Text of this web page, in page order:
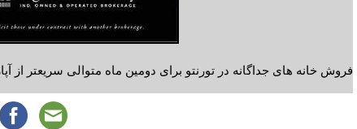
فروش خانه های جداگانه در تورنتو برای دومین ماه متوالی سریعتر از